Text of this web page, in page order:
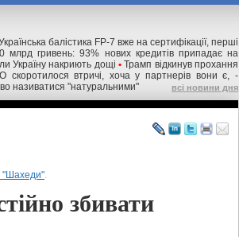
балістика FP-7 вже на сертифікації, перші
млрд гривень: 93% нових кредитів припадає на
Україну накриють дощі • Трамп відкинув прохання
втричі, хоча у партнерів вони є, -
називатися "натуральними" всі новини дня
"Шахеди".
збивати